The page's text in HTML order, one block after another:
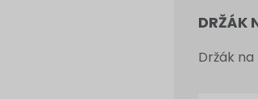
DRŽÁK
Držák